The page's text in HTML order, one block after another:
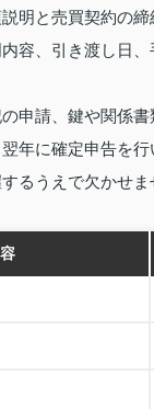
明と売買契約の締
容、引き渡し日
申請、鍵や関係
年に確定申告を
るうえで欠かせま